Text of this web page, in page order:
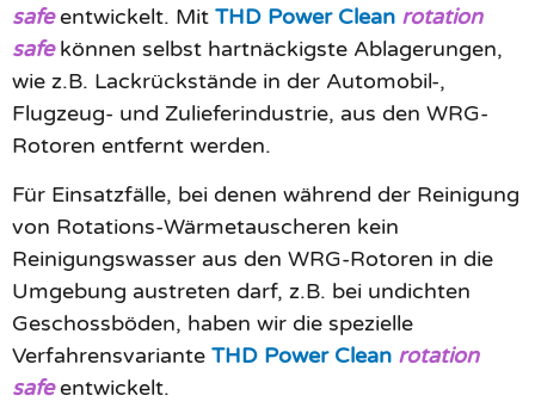
safe entwickelt. Mit THD Power Clean rotation
safekönnen selbst hartnäckigste Ablagerungen,
wie z.B. Lackrückstände in der Automobil-,
Flugzeug- und Zulieferindustrie, aus den WRG-
Rotoren entfernt werden.
Für Einsatzfälle, bei denen während der Reinigung
von Rotations-Wärmetauscheren kein
Reinigungswasser aus den WRG-Rotoren in die
Umgebung austreten darf, z.B. bei undichten
Geschossböden, haben wir die spezielle
Verfahrensvariante THD Power Clean rotation
safe entwickelt.